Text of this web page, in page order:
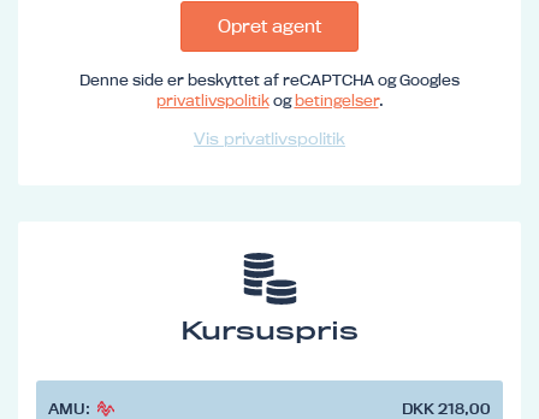
Opret agent
Denne side er beskyttet af reCAPTCHA og Googles
privatlivspolitikogbetingelser.
Vis privatlivspolitik
Kursuspris
AMU: DKK 218,00